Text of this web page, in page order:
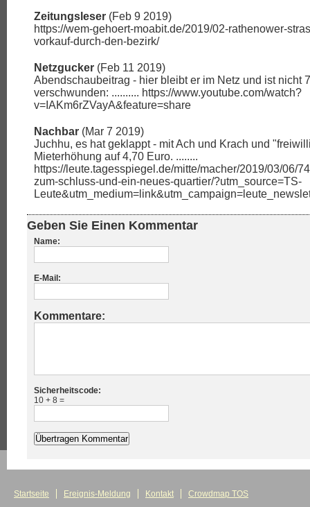
Zeitungsleser (Feb 9 2019)
https://wem-gehoert-moabit.de/2019/02-rathenower-
vorkauf-durch-den-bezirk/
Netzgucker (Feb 11 2019)
Abendschaubeitrag - hier bleibt er im Netz und ist nicht
verschwunden: .......... https://www.youtube.com/watch?
v=IAKm6rZVayA&feature=share
Nachbar (Mar 7 2019)
Juchhu, es hat geklappt - mit Ach und Krach und
Mieterhöhung auf 4,70 Euro. ........
https://leute.tagesspiegel.de/mitte/macher/2019/03/06/
zum-schluss-und-ein-neues-quartier/?utm_source=TS-
Geben Sie Einen Kommentar
Name:
E-Mail:
Kommentare:
Sicherheitscode:
10 + 8 =
Startseite Ereignis-Meldung Kontakt Crowdmap TOS